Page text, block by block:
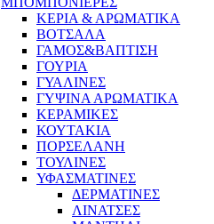
ΚΕΡΙΑ & ΑΡΩΜΑΤΙΚΑ
ΒΟΤΣΑΛΑ
ΓΑΜΟΣ&ΒΑΠΤΙΣΗ
ΓΟΥΡΙΑ
ΓΥΑΛΙΝΕΣ
ΓΥΨΙΝΑ ΑΡΩΜΑΤΙΚΑ
ΚΕΡΑΜΙΚΕΣ
ΚΟΥΤΑΚΙΑ
ΠΟΡΣΕΛΑΝΗ
ΤΟΥΛΙΝΕΣ
ΥΦΑΣΜΑΤΙΝΕΣ
ΔΕΡΜΑΤΙΝΕΣ
ΛΙΝΑΤΣΕΣ